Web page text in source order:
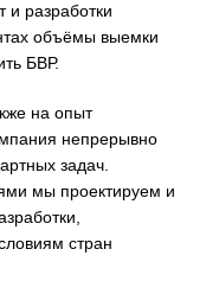
разработки
объёмы выемки
БВР.
на опыт
непрерывно
задач.
мы проектируем и
стран